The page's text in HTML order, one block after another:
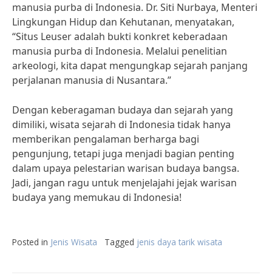
manusia purba di Indonesia. Dr. Siti Nurbaya, Menteri
Lingkungan Hidup dan Kehutanan, menyatakan,
“Situs Leuser adalah bukti konkret keberadaan
manusia purba di Indonesia. Melalui penelitian
arkeologi, kita dapat mengungkap sejarah panjang
perjalanan manusia di Nusantara.”
Dengan keberagaman budaya dan sejarah yang
dimiliki, wisata sejarah di Indonesia tidak hanya
memberikan pengalaman berharga bagi
pengunjung, tetapi juga menjadi bagian penting
dalam upaya pelestarian warisan budaya bangsa.
Jadi, jangan ragu untuk menjelajahi jejak warisan
budaya yang memukau di Indonesia!
Posted in Jenis Wisata Tagged jenis daya tarik wisata